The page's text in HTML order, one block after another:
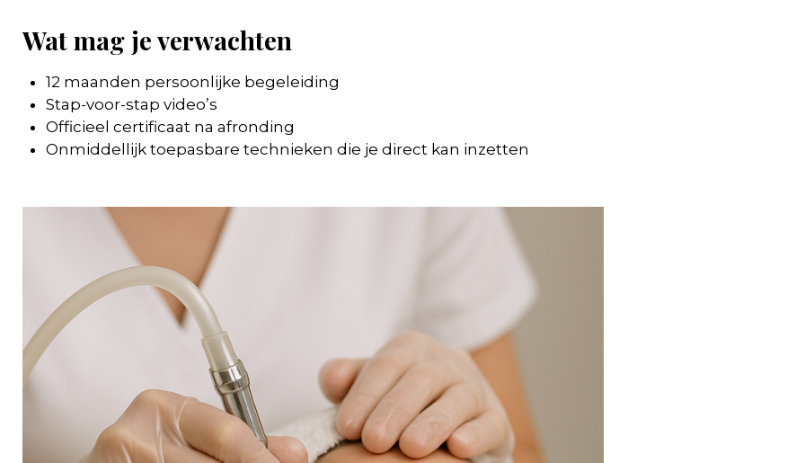
Wat mag je verwachten
12 maanden persoonlijke begeleiding
Stap-voor-stap video’s
Officieel certificaat na afronding
Onmiddellijk toepasbare technieken die je direct kan inzetten